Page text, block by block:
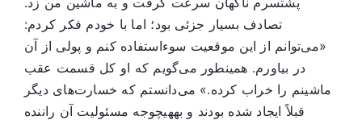
تصادف بسیار جزئی بود؛ اما با خودم فکر کردم:
«می‌توانم از این موقعیت سوءاستفاده کنم و پولی از آن
در بیاورم. همینطور می‌گویم که او کل قسمت عقب
ماشینم را خراب کرده.» می‌دانستم که خسارت‌های دیگر
قبلاً ایجاد شده بودند و بههیچوجه مسئولیت آن راننده